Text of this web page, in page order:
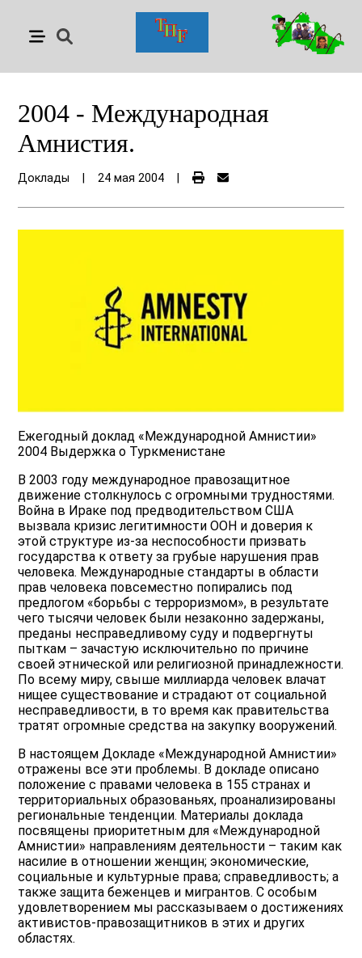
2004 - Международная
Амнистия.
Доклады 24 мая 2004
Ежегодный доклад «Международной Амнистии»
2004 Выдержка о Туркменистане
В 2003 году международное правозащитное
движение столкнулось с огромными трудностями.
Война в Ираке под предводительством США
вызвала кризис легитимности ООН и доверия к
этой структуре из-за неспособности призвать
государства к ответу за грубые нарушения прав
человека. Международные стандарты в области
прав человека повсеместно попирались под
предлогом «борьбы с терроризмом», в результате
чего тысячи человек были незаконно задержаны,
преданы несправедливому суду и подвергнуты
пыткам – зачастую исключительно по причине
своей этнической или религиозной принадлежности.
По всему миру, свыше миллиарда человек влачат
нищее существование и страдают от социальной
несправедливости, в то время как правительства
тратят огромные средства на закупку вооружений.
В настоящем Докладе «Международной Амнистии»
отражены все эти проблемы. В докладе описано
положение с правами человека в 155 странах и
территориальных образованьях, проанализированы
региональные тенденции. Материалы доклада
посвящены приоритетным для «Международной
Амнистии» направлениям деятельности – таким как
насилие в отношении женщин; экономические,
социальные и культурные права; справедливость; а
также защита беженцев и мигрантов. С особым
удовлетворением мы рассказываем о достижениях
активистов-правозащитников в этих и других
областях.